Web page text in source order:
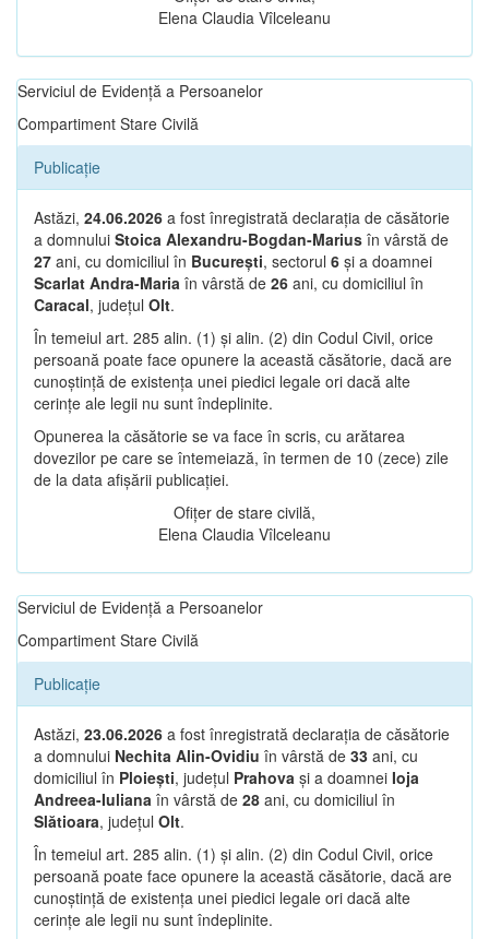
Elena Claudia Vîlceleanu
Serviciul de Evidență a Persoanelor
Compartiment Stare Civilă
Publicație
Astăzi, 24.06.2026 a fost înregistrată declarația de căsătorie
a domnului Stoica Alexandru-Bogdan-Marius în vârstă de
27 ani, cu domiciliul în București, sectorul 6 și a doamnei
Scarlat Andra-Maria în vârstă de 26 ani, cu domiciliul în
Caracal, județul Olt.
În temeiul art. 285 alin. (1) și alin. (2) din Codul Civil, orice
persoană poate face opunere la această căsătorie, dacă are
cunoștință de existența unei piedici legale ori dacă alte
cerințe ale legii nu sunt îndeplinite.
Opunerea la căsătorie se va face în scris, cu arătarea
dovezilor pe care se întemeiază, în termen de 10 (zece) zile
de la data afișării publicației.
Ofițer de stare civilă,
Elena Claudia Vîlceleanu
Serviciul de Evidență a Persoanelor
Compartiment Stare Civilă
Publicație
Astăzi, 23.06.2026 a fost înregistrată declarația de căsătorie
a domnului Nechita Alin-Ovidiu în vârstă de 33 ani, cu
domiciliul în Ploiești, județul Prahova și a doamnei Ioja
Andreea-Iuliana în vârstă de 28 ani, cu domiciliul în
Slătioara, județul Olt.
În temeiul art. 285 alin. (1) și alin. (2) din Codul Civil, orice
persoană poate face opunere la această căsătorie, dacă are
cunoștință de existența unei piedici legale ori dacă alte
cerințe ale legii nu sunt îndeplinite.